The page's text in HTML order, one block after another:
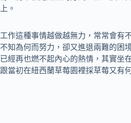
上。
工作這種事情越做越無力，常常會有
不知為何而努力，卻又進退兩難的困
已經再也燃不起內心的熱情，其實坐
跟當初在紐西蘭草莓園裡採草莓又有